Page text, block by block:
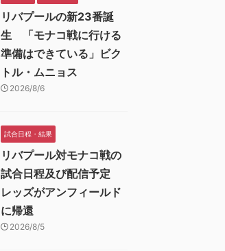
リバプールの新23番誕
生 「モナコ戦に行ける
準備はできている」ビク
トル・ムニョス
2026/8/6
試合日程・結果
リバプール対モナコ戦の
試合日程及び配信予定
レッズがアンフィールド
に帰還
2026/8/5